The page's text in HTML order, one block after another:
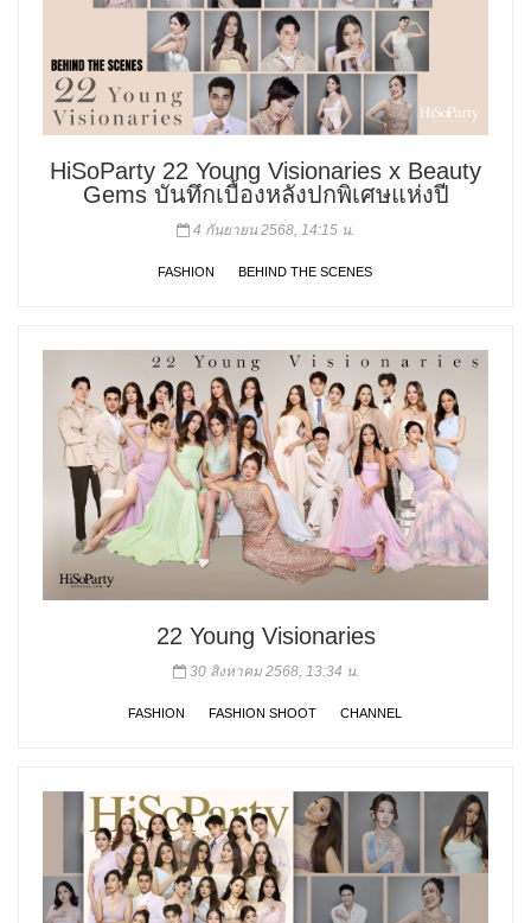
HiSoParty 22 Young Visionaries x Beauty
Gems บันทึกเบื้องหลังปกพิเศษแห่งปี
4 กันยายน 2568, 14:15 น.
FASHION BEHIND THE SCENES
22 Young Visionaries
30 สิงหาคม 2568, 13:34 น.
FASHION FASHION SHOOT CHANNEL